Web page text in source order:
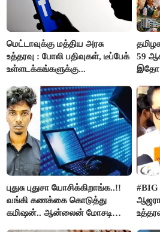
மெட்டாவுக்கு மத்திய அரசு
உத்தரவு : போலி பதிவுகள், டீப்பேக்
உள்ளடக்கங்களுக்கு...
59
புதுசு புதுசா யோசிக்கிறாங்க..!!
வங்கி கணக்கை கொடுத்து
கமிஷன்.. ஆன்லைன் மோசடி
#BIG